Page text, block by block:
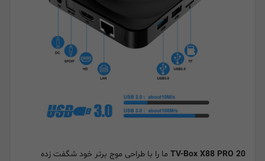
TV-Box X88 PRO 20 ما را با طراحی موج برتر خود شگفت زده